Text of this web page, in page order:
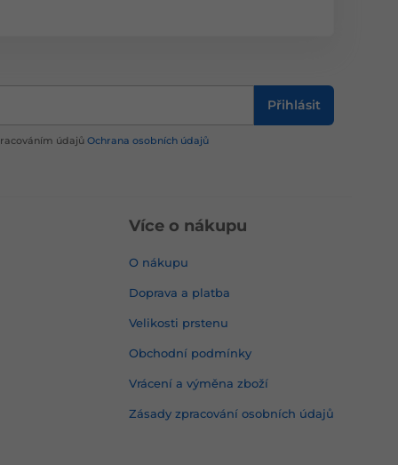
Přihlásit
údajů Ochrana osobních údajů
Více o nákupu
O nákupu
Doprava a platba
Velikosti prstenu
Obchodní podmínky
Vrácení a výměna zboží
Zásady zpracování osobních údajů